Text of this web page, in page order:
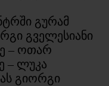
გურამ
გველესიანი
– ოთარ
– ლუკა
გიორგი